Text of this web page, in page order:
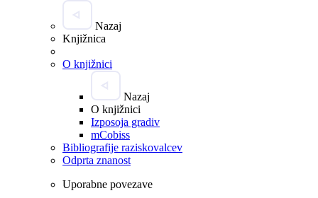
Nazaj
Knjižnica
O knjižnici
Nazaj
O knjižnici
Izposoja gradiv
mCobiss
Bibliografije raziskovalcev
Odprta znanost
Uporabne povezave